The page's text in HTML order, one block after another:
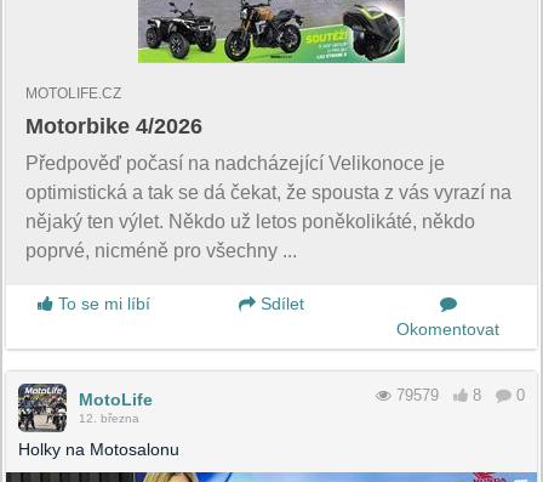
MOTOLIFE.CZ
Motorbike 4/2026
Předpověď počasí na nadcházející Velikonoce je
optimistická a tak se dá čekat, že spousta z vás vyrazí na
nějaký ten výlet. Někdo už letos poněkolikáté, někdo
poprvé, nicméně pro všechny ...
To se mi líbí
Sdílet
Okomentovat
MotoLife
12. března
79579 8 0
Holky na Motosalonu